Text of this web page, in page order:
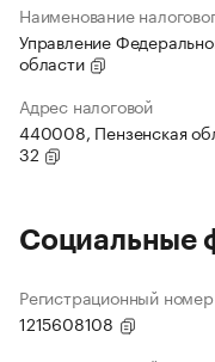
Наименование
Управление
области
Адрес налоговой
440008, Пензенская
32
Социальные
Регистрационный
1215608108